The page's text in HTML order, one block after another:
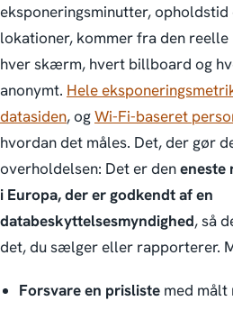
eksponeringsminutter, opholdstid
lokationer, kommer fra den
hver skærm, hvert billboard og
anonymt. Hele
datasiden, ogWi-Fi-baseret
hvordan det måles. Det, der gør
overholdelsen: Det er deneneste
i Europa, der er godkendt af en
databeskyttelsesmyndighed, så
det, du sælger eller rapporterer.
Forsvare en prislistemed målt